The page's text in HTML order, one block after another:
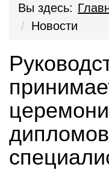
Вы здесь:
Новости